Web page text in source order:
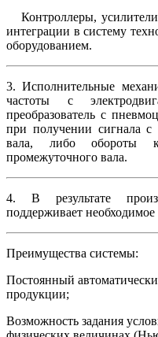
Контроллеры,
интеграции в систему
оборудованием.
3. Исполнительные
частоты с
преобразователь с
при получении сигнала с
вала, либо обороты
промежуточного вала.
4. В результате
поддерживает
Преимущества системы:
Постоянный
продукции;
Возможность задания